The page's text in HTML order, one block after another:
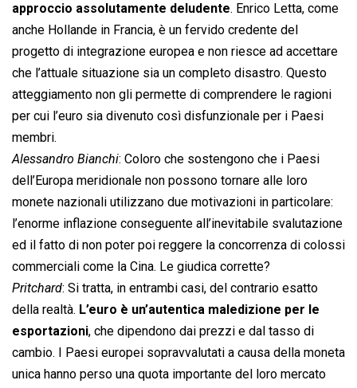
approccio assolutamente deludente. Enrico Letta, come
anche Hollande in Francia, è un fervido credente del
progetto di integrazione europea e non riesce ad accettare
che l’attuale situazione sia un completo disastro. Questo
atteggiamento non gli permette di comprendere le ragioni
per cui l’euro sia divenuto così disfunzionale per i Paesi
membri.
Alessandro Bianchi: Coloro che sostengono che i Paesi
dell’Europa meridionale non possono tornare alle loro
monete nazionali utilizzano due motivazioni in particolare:
l’enorme inflazione conseguente all’inevitabile svalutazione
ed il fatto di non poter poi reggere la concorrenza di colossi
commerciali come la Cina. Le giudica corrette?
Pritchard: Si tratta, in entrambi casi, del contrario esatto
della realtà. L’euro è un’autentica maledizione per le
esportazioni, che dipendono dai prezzi e dal tasso di
cambio. I Paesi europei sopravvalutati a causa della moneta
unica hanno perso una quota importante del loro mercato